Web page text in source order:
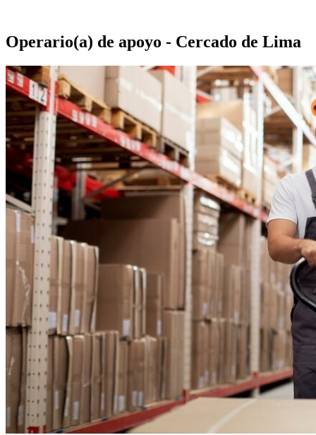
Operario(a) de apoyo - Cercado de Lima